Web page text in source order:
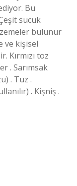
Bu
sucuk
bulunur
ve kişisel
toz
. Sarımsak
. Tuz .
. Kişniş .